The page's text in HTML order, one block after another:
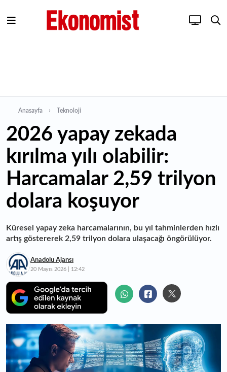
Anasayfa Teknoloji
2026 yapay zekada
kırılma yılı olabilir:
Harcamalar 2,59 trilyon
dolara koşuyor
Küresel yapay zeka harcamalarının, bu yıl tahminlerden hızlı
artış göstererek 2,59 trilyon dolara ulaşacağı öngörülüyor.
Anadolu Ajansı
20 Mayıs 2026 | 12:42